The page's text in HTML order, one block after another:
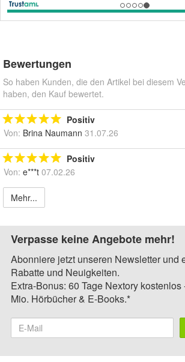
Bewertungen
So haben Kunden, die den Artikel bei diesem
haben, den Kauf bewertet.
Positiv
Von: Brina Naumann 31.07.26
Positiv
Von: e***t 07.02.26
Mehr...
Verpasse keine Angebote mehr!
Abonniere jetzt unseren Newsletter und
Rabatte und Neuigkeiten.
Extra-Bonus: 60 Tage Nextory
Mio. Hörbücher & E-Books.*